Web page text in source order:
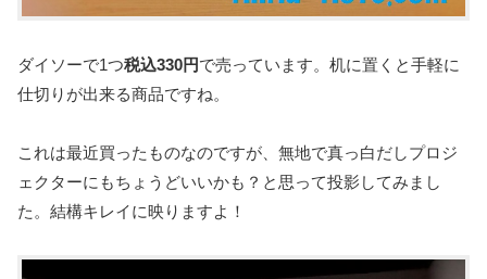
ダイソーで1つ税込330円で売っています。机に置くと手軽に
仕切りが出来る商品ですね。
これは最近買ったものなのですが、無地で真っ白だしプロジ
ェクターにもちょうどいいかも？と思って投影してみまし
た。結構キレイに映りますよ！